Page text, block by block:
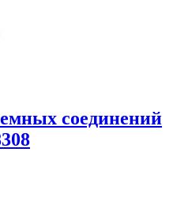
соединений